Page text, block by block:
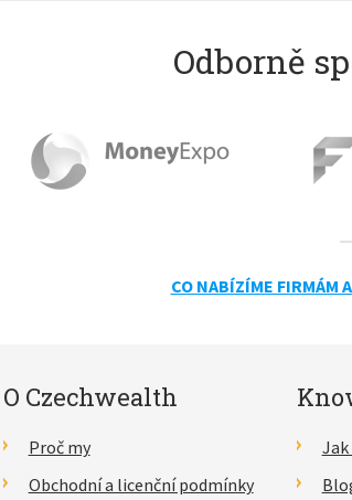
Odborně
CO NABÍZÍME FIRMÁM
O Czechwealth
Proč my
Obchodní a licenční podmínky